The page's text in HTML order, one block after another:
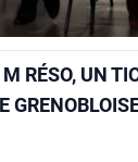
RÉSO, UN